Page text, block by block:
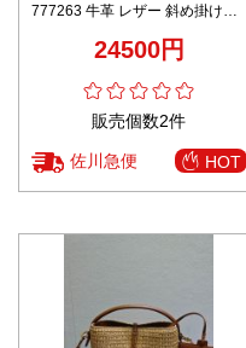
777263 牛革 レザー 斜め掛けバ
24500円
販売個数2件
佐川急便 HOT